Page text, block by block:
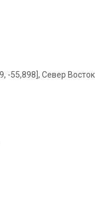
-55,898], Север Восток